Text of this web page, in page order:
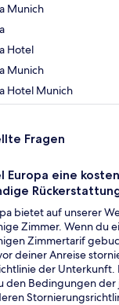
Munich
Hotel
Munich
Hotel Munich
Fragen
Europa eine
bietet auf unserer
Zimmer. Wenn du
Zimmertarif
deiner Anreise
der Unterkunft.
den Bedingungen